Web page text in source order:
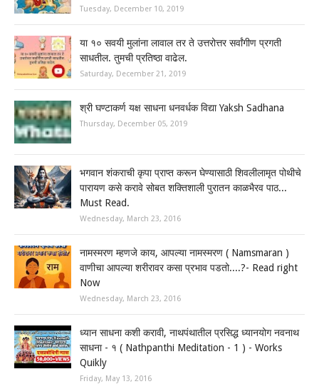
Tuesday, December 10, 2019
या १० सवयी मुलांना लावाल तर ते उत्तरोत्तर सर्वांगीण प्रगती
साधतील. तुमची प्रतिष्ठा वाढेल.
Saturday, December 21, 2019
श्री घण्टाकर्ण यक्ष साधना धनवर्धक विद्या Yaksh Sadhana
Thursday, December 05, 2019
भगवान शंकराची कृपा प्राप्त करून घेण्यासाठी शिवलीलामृत पोथीचे
पारायण कसे करावे सोबत शक्तिशाली पुरातन काळभैरव पाठ...
Must Read.
Wednesday, March 23, 2016
नामस्मरण म्हणजे काय, आपल्या नामस्मरण ( Namsmaran )
वाणीचा आपल्या शरीरावर कसा प्रभाव पडतो....?- Read right
Now
Wednesday, March 23, 2016
ध्यान साधना कशी करावी, नाथपंथातील प्रसिद्ध ध्यानयोग नवनाथ
साधना - १ ( Nathpanthi Meditation - 1 ) - Works
Quikly
Friday, May 13, 2016